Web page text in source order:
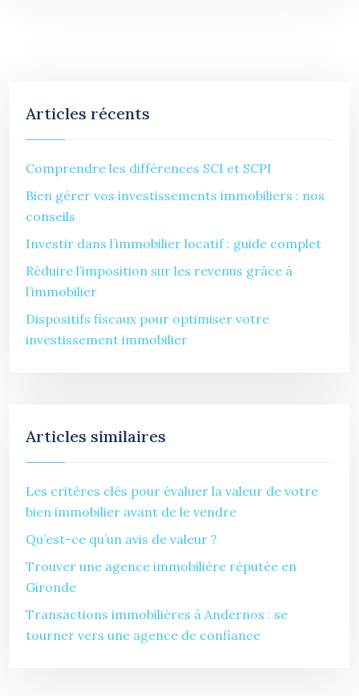
Articles récents
Comprendre les différences SCI et SCPI
Bien gérer vos investissements immobiliers : nos
conseils
Investir dans l’immobilier locatif : guide complet
Réduire l’imposition sur les revenus grâce à
l’immobilier
Dispositifs fiscaux pour optimiser votre
investissement immobilier
Articles similaires
Les critères clés pour évaluer la valeur de votre
bien immobilier avant de le vendre
Qu’est-ce qu’un avis de valeur ?
Trouver une agence immobilière réputée en
Gironde
Transactions immobilières à Andernos : se
tourner vers une agence de confiance